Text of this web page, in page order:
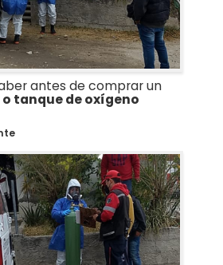
antes de comprar un
tanque de oxígeno